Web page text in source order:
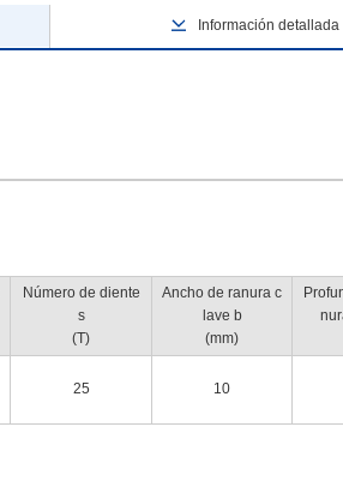
Información detallada
Número de diente
s
(T)
Ancho de ranura c
lave b
(mm)
25 10